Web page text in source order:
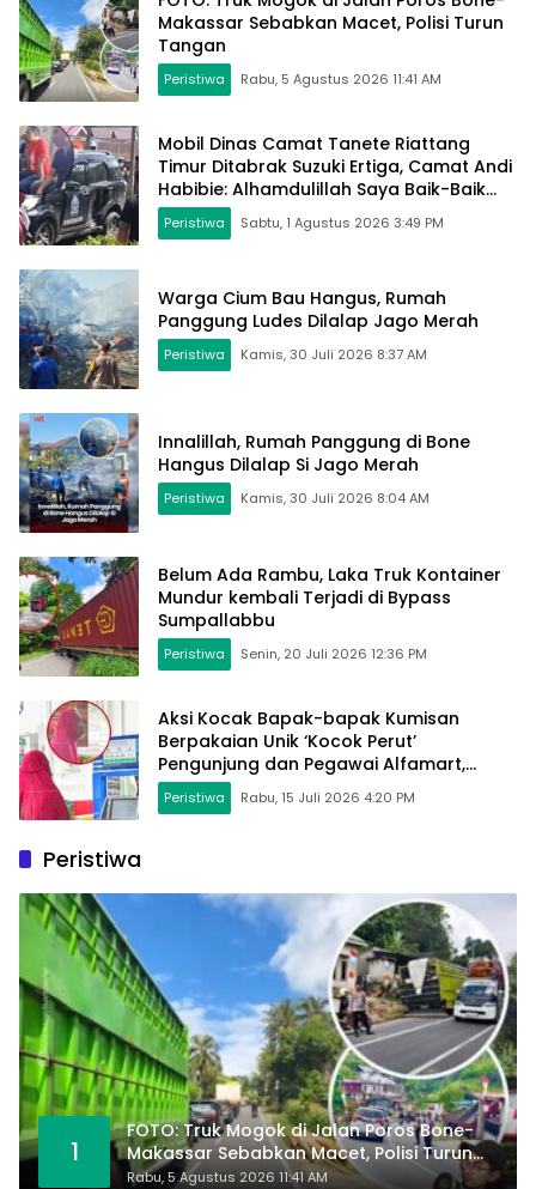
Makassar Sebabkan Macet, Polisi Turun
Tangan
Peristiwa Rabu, 5 Agustus 2026 11:41 AM
Mobil Dinas Camat Tanete Riattang
Timur Ditabrak Suzuki Ertiga, Camat Andi
Habibie: Alhamdulillah Saya Baik-Baik
Saja
Peristiwa Sabtu, 1 Agustus 2026 3:49 PM
Warga Cium Bau Hangus, Rumah
Panggung Ludes Dilalap Jago Merah
Peristiwa Kamis, 30 Juli 2026 8:37 AM
Innalillah, Rumah Panggung di Bone
Hangus Dilalap Si Jago Merah
Peristiwa Kamis, 30 Juli 2026 8:04 AM
Belum Ada Rambu, Laka Truk Kontainer
Mundur kembali Terjadi di Bypass
Sumpallabbu
Peristiwa Senin, 20 Juli 2026 12:36 PM
Aksi Kocak Bapak-bapak Kumisan
Berpakaian Unik ‘Kocok Perut’
Pengunjung dan Pegawai Alfamart,
Ngaku Aktifkan Layar Sentuh Atm
Peristiwa Rabu, 15 Juli 2026 4:20 PM
Peristiwa
1
FOTO: Truk Mogok di Jalan Poros Bone-
Makassar Sebabkan Macet, Polisi Turun
Tangan
Rabu, 5 Agustus 2026 11:41 AM